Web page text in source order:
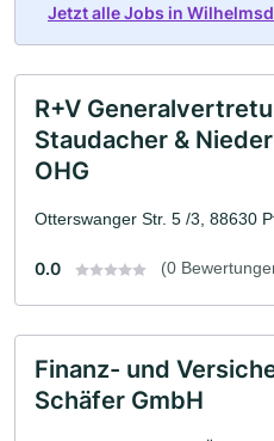
Jetzt alle Jobs in
R+V
Staudacher &
OHG
Otterswanger Str. 5 /3, 88630
0.0 (0
Finanz- und
Schäfer GmbH